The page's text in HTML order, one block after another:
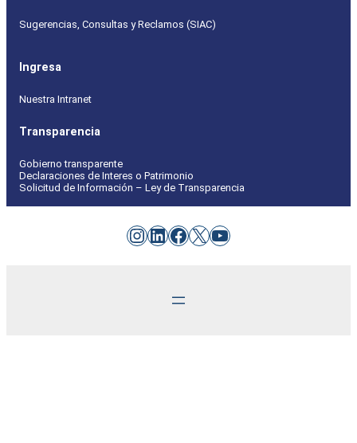
Sugerencias, Consultas y Reclamos (SIAC)
Ingresa
Nuestra Intranet
Transparencia
Gobierno transparente
Declaraciones de Interes o Patrimonio
Solicitud de Información – Ley de Transparencia
Instagram
LinkedIn
Facebook
X YouTube